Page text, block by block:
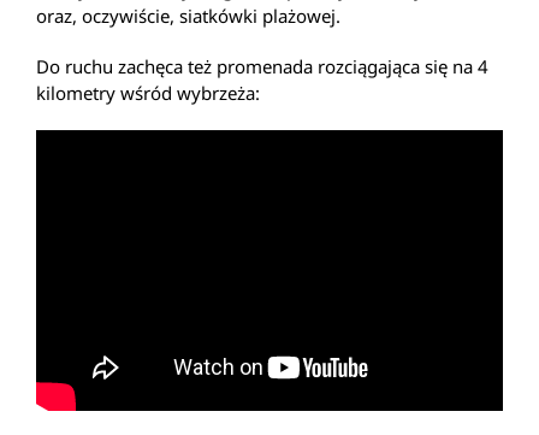
oraz, oczywiście, siatkówki plażowej.
Do ruchu zachęca też promenada rozciągająca się na 4
kilometry wśród wybrzeża: